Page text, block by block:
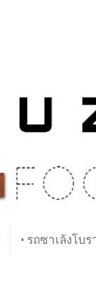
• รถซาเล้งโบ